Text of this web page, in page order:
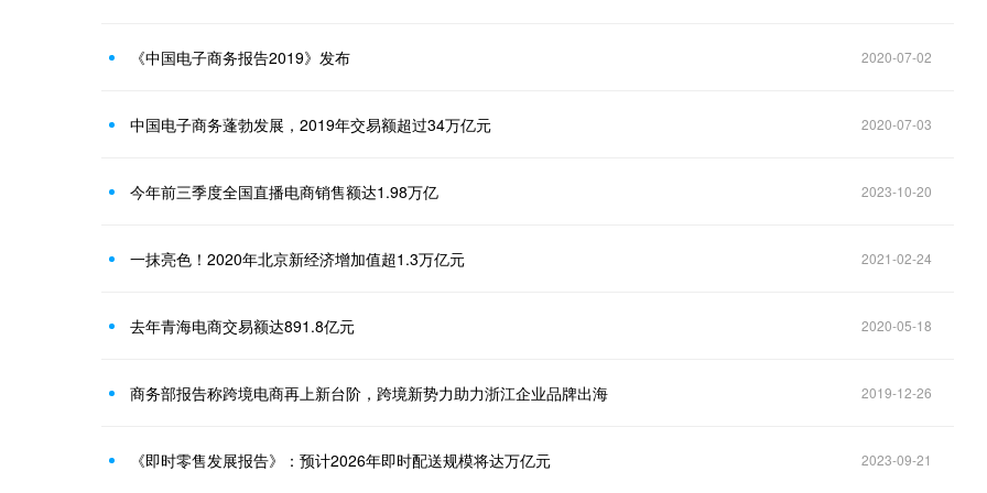
《中国电子商务报告2019》发布 2020-07-02
中国电子商务蓬勃发展，2019年交易额超过34万亿元 2020-07-03
今年前三季度全国直播电商销售额达1.98万亿 2023-10-20
一抹亮色！2020年北京新经济增加值超1.3万亿元 2021-02-24
去年青海电商交易额达891.8亿元 2020-05-18
商务部报告称跨境电商再上新台阶，跨境新势力助力浙江企业品牌出海 2019-12-26
《即时零售发展报告》：预计2026年即时配送规模将达万亿元 2023-09-21